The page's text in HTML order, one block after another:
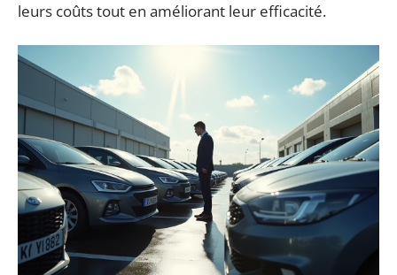
leurs coûts tout en améliorant leur efficacité.